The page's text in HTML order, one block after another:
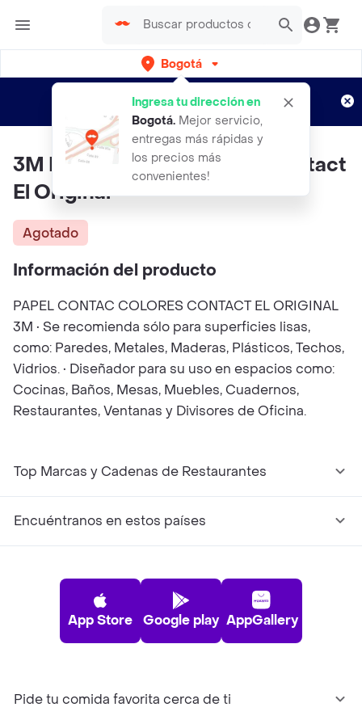
Bogotá
Ingresa tu dirección en
Bogotá. Mejor servicio,
entregas más rápidas y
los precios más
convenientes!
envíos gratis por semanas
Aplican TyC
3M Papel Contact Naranja Contact
El Original
Agotado
Información del producto
PAPEL CONTAC COLORES CONTACT EL ORIGINAL
3M • Se recomienda sólo para superficies lisas,
como: Paredes, Metales, Maderas, Plásticos, Techos,
Vidrios. • Diseñador para su uso en espacios como:
Cocinas, Baños, Mesas, Muebles, Cuadernos,
Restaurantes, Ventanas y Divisores de Oficina.
Top Marcas y Cadenas de Restaurantes
Encuéntranos en estos países
App Store Google play AppGallery
Pide tu comida favorita cerca de ti